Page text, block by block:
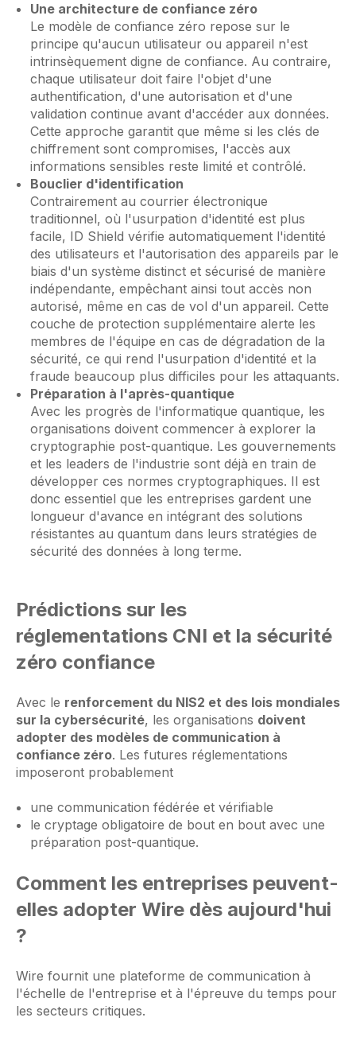
Une architecture de confiance zéro
Le modèle de confiance zéro repose sur le
principe qu'aucun utilisateur ou appareil n'est
intrinsèquement digne de confiance. Au contraire,
chaque utilisateur doit faire l'objet d'une
authentification, d'une autorisation et d'une
validation continue avant d'accéder aux données.
Cette approche garantit que même si les clés de
chiffrement sont compromises, l'accès aux
informations sensibles reste limité et contrôlé.
Bouclier d'identification
Contrairement au courrier électronique
traditionnel, où l'usurpation d'identité est plus
facile, ID Shield vérifie automatiquement l'identité
des utilisateurs et l'autorisation des appareils par le
biais d'un système distinct et sécurisé de manière
indépendante, empêchant ainsi tout accès non
autorisé, même en cas de vol d'un appareil. Cette
couche de protection supplémentaire alerte les
membres de l'équipe en cas de dégradation de la
sécurité, ce qui rend l'usurpation d'identité et la
fraude beaucoup plus difficiles pour les attaquants.
Préparation à l'après-quantique
Avec les progrès de l'informatique quantique, les
organisations doivent commencer à explorer la
cryptographie post-quantique. Les gouvernements
et les leaders de l'industrie sont déjà en train de
développer ces normes cryptographiques. Il est
donc essentiel que les entreprises gardent une
longueur d'avance en intégrant des solutions
résistantes au quantum dans leurs stratégies de
sécurité des données à long terme.
Prédictions sur les
réglementations CNI et la sécurité
zéro confiance
Avec le renforcement du NIS2 et des lois mondiales
sur la cybersécurité, les organisations doivent
adopter des modèles de communication à
confiance zéro. Les futures réglementations
imposeront probablement
une communication fédérée et vérifiable
le cryptage obligatoire de bout en bout avec une
préparation post-quantique.
Comment les entreprises peuvent-
elles adopter Wire dès aujourd'hui
?
Wire fournit une plateforme de communication à
l'échelle de l'entreprise et à l'épreuve du temps pour
les secteurs critiques.